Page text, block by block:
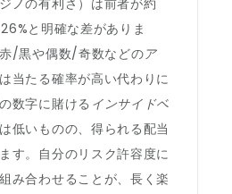
ノの有利さ）は前者が約
と明確な差がありま
/黒や偶数/奇数などのア
は当たる確率が高い代わりに
数字に賭ける インサイドベ
低いものの、得られる配当
す。自分のリスク許容度に
み合わせることが、長く楽